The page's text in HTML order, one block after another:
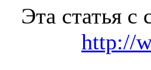
Эта статья с
http://